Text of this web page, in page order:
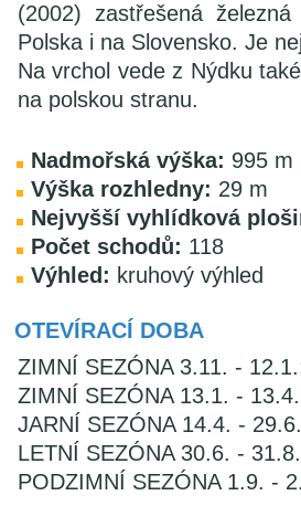
(2002) zastřešená
Polska i na Slovensko. Je
Na vrchol vede z Nýdku
na polskou stranu.
Nadmořská výška: 995 m
Výška rozhledny: 29 m
Nejvyšší vyhlídková
Počet schodů: 118
Výhled: kruhový výhled
OTEVÍRACÍ DOBA
ZIMNÍ SEZÓNA 3.11. -
ZIMNÍ SEZÓNA 13.1. -
JARNÍ SEZÓNA 14.4. -
LETNÍ SEZÓNA 30.6. -
PODZIMNÍ SEZÓNA 1.9. -